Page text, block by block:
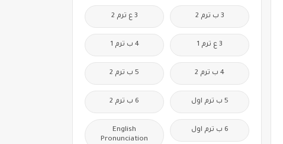
3 ب ترم 2 3 ع ترم 2
3 ع ترم 1 4 ب ترم 1
4 ب ترم 2 5 ب ترم 2
5 ب ترم اول 6 ب ترم 2
6 ب ترم اول
English
Pronunciation